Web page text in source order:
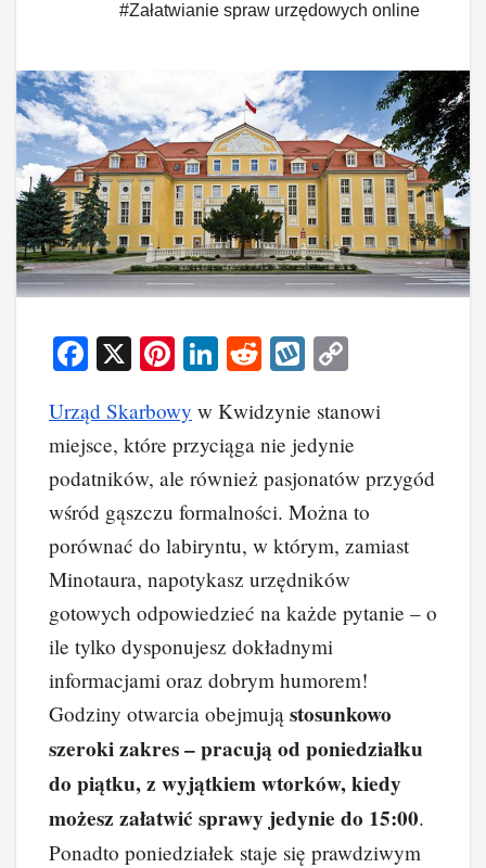
#Załatwianie spraw urzędowych online
F
c
e
b
o
o
k
X
Pi
er
e
st
Li
k
e
dI
n
R
d
di
t
W
o
p
p
y
Li
n
k
Urząd Skarbowy w Kwidzynie stanowi
miejsce, które przyciąga nie jedynie
podatników, ale również pasjonatów przygód
wśród gąszczu formalności. Można to
porównać do labiryntu, w którym, zamiast
Minotaura, napotykasz urzędników
gotowych odpowiedzieć na każde pytanie – o
ile tylko dysponujesz dokładnymi
informacjami oraz dobrym humorem!
Godziny otwarcia obejmują stosunkowo
szeroki zakres – pracują od poniedziałku
do piątku, z wyjątkiem wtorków, kiedy
możesz załatwić sprawy jedynie do 15:00.
Ponadto poniedziałek staje się prawdziwym